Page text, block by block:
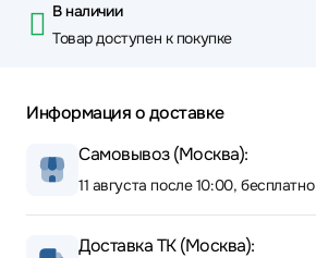
В наличии
Товар доступен к покупке
Информация о доставке
Самовывоз (Москва):
11 августа после 10:00, бесплатно
Доставка ТК (Москва):